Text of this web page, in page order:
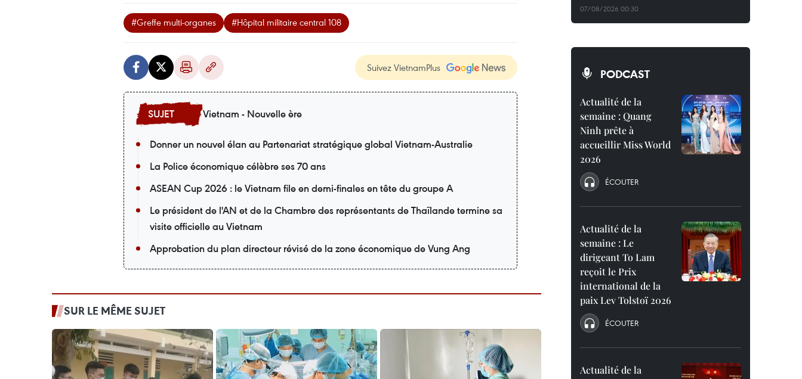
#Greffe multi-organes #Hôpital militaire central 108
Suivez VietnamPlus
Vietnam - Nouvelle ère
Donner un nouvel élan au Partenariat stratégique global Vietnam-Australie
La Police économique célèbre ses 70 ans
ASEAN Cup 2026 : le Vietnam file en demi-finales en tête du groupe A
Le président de l'AN et de la Chambre des représentants de Thaïlande termine sa
visite officielle au Vietnam
Approbation du plan directeur révisé de la zone économique de Vung Ang
SUR LE MÊME SUJET
07/08/2026 00:30
PODCAST
Actualité de la
semaine : Quang
Ninh prête à
accueillir Miss World
2026
ÉCOUTER
Actualité de la
semaine : Le
dirigeant To Lam
reçoit le Prix
international de la
paix Lev Tolstoï 2026
ÉCOUTER
Actualité de la